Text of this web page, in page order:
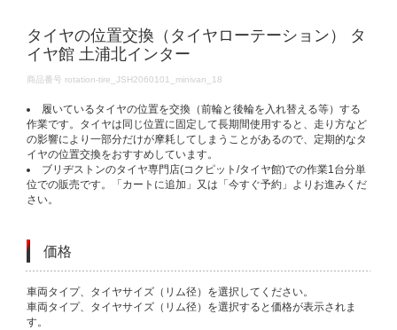
タイヤの位置交換（タイヤローテーション） タ
イヤ館 土浦北インター
DETAILS
商品番号 rotation-tire_JSH2060101_minivan_18
履いているタイヤの位置を交換（前輪と後輪を入れ替える等）する
作業です。タイヤは同じ位置に固定して長期間使用すると、走り方など
の影響により一部分だけが摩耗してしまうことがあるので、定期的なタ
イヤの位置交換をおすすめしています。
ブリヂストンのタイヤ専門店(コクピット/タイヤ館)での作業1台分単
位での販売です。「カートに追加」又は「今すぐ予約」よりお進みくだ
さい。
価格
VARIATIONS
車両タイプ、タイヤサイズ（リム径）を選択してください。
車両タイプ、タイヤサイズ（リム径）を選択すると価格が表示されま
す。